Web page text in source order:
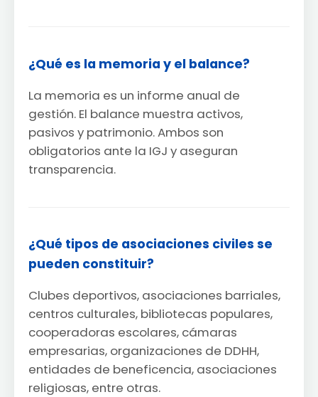
¿Qué es la memoria y el balance?
La memoria es un informe anual de
gestión. El balance muestra activos,
pasivos y patrimonio. Ambos son
obligatorios ante la IGJ y aseguran
transparencia.
¿Qué tipos de asociaciones civiles se
pueden constituir?
Clubes deportivos, asociaciones barriales,
centros culturales, bibliotecas populares,
cooperadoras escolares, cámaras
empresarias, organizaciones de DDHH,
entidades de beneficencia, asociaciones
religiosas, entre otras.